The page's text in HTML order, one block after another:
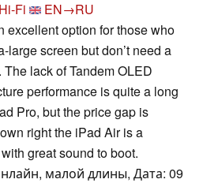
Fi
EN→RU
excellent option for those who
large screen but don’t need a
lack of Tandem OLED
performance is quite a long
Pro, but the price gap is
right the iPad Air is a
great sound to boot.
малой длины, Дата: 09